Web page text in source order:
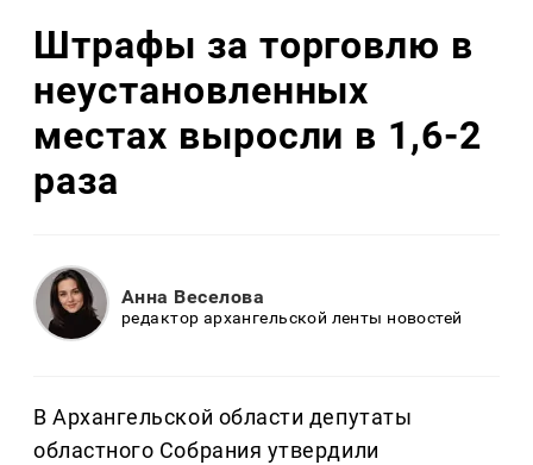
Штрафы за торговлю в
неустановленных
местах выросли в 1,6-2
раза
Анна Веселова
редактор архангельской ленты новостей
В Архангельской области депутаты
областного Собрания утвердили